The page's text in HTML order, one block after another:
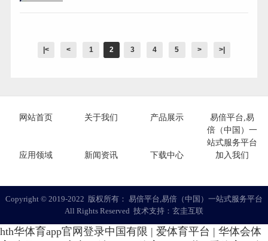
40多年的生产应用历史。 U型玻璃透光不投影：
户外直射光经过U玻就转换...
|< < 1 2 3 4 5 > >|
网站首页 关于我们 产品展示
易倍平台,易
倍（中国）一
站式服务平台
应用领域
新闻资讯 下载中心 加入我们
Copyright ©️ 2019-2022 版权所有： 易倍平台,易倍（中国）一站式服务平台
All Rights Reserved 技术支持： 玄圭互联
hth华体育app官网登录中国有限 | 爱体育平台 | 华体会体